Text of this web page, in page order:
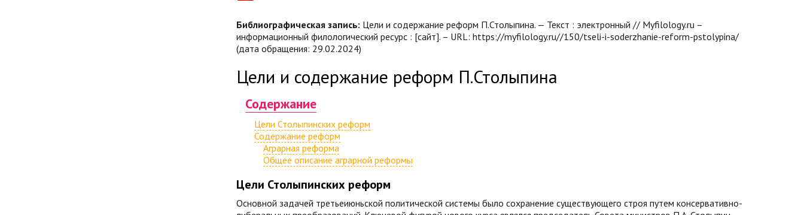
Библиографическая запись: Цели и содержание реформ П.Столыпина. — Текст : электронный // Myfilology.ru –
информационный филологический ресурс : [сайт]. – URL: https://myfilology.ru//150/tseli-i-soderzhanie-reform-pstolypina/
(дата обращения: 29.02.2024)
Цели и содержание реформ П.Столыпина
Содержание
Цели Столыпинских реформ
Содержание реформ
Аграрная реформа
Общее описание аграрной реформы
Цели Столыпинских реформ
Основной задачей третьеиюньской политической системы было сохранение существующего строя путем консервативно-